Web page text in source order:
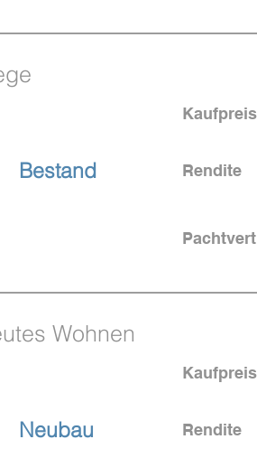
Bestand
Kaufpreis
Rendite
Wohnen
Neubau
Kaufpreis
Rendite